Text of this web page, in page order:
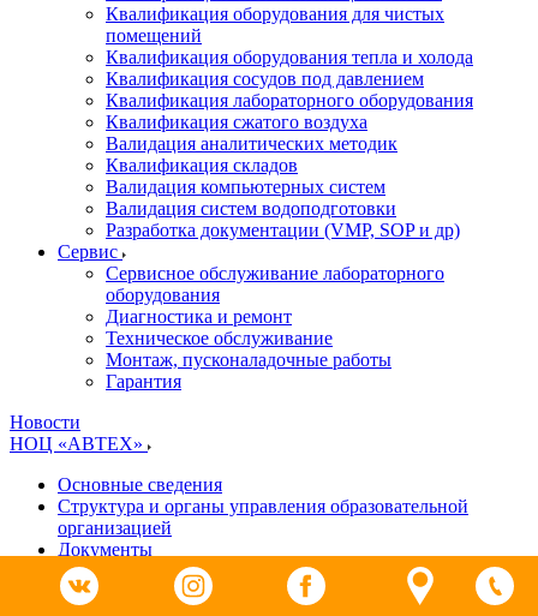
Квалификация оборудования для чистых
помещений
Квалификация оборудования тепла и холода
Квалификация сосудов под давлением
Квалификация лабораторного оборудования
Квалификация сжатого воздуха
Валидация аналитических методик
Квалификация складов
Валидация компьютерных систем
Валидация систем водоподготовки
Разработка документации (VMP, SOP и др)
Cервис
Сервисное обслуживание лабораторного
оборудования
Диагностика и ремонт
Техническое обслуживание
Монтаж, пусконаладочные работы
Гарантия
Новости
НОЦ «АВТЕХ»
Основные сведения
Структура и органы управления образовательной
организацией
Документы
Образование
Руководство. Педагогический (научно-педагогический)